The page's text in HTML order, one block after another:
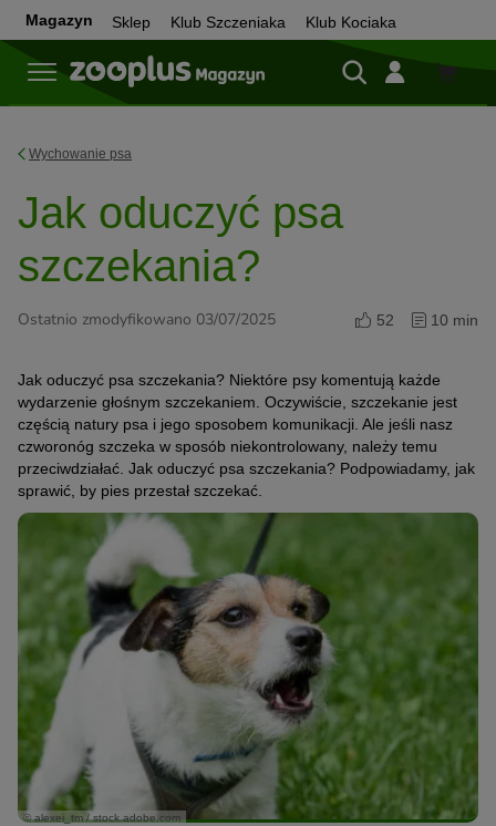
Magazyn Sklep Klub Szczeniaka Klub Kociaka
Sklep
Wychowanie psa
Jak oduczyć psa
szczekania?
Ostatnio zmodyfikowano 03/07/2025 52 10 min
Jak oduczyć psa szczekania? Niektóre psy komentują każde
wydarzenie głośnym szczekaniem. Oczywiście, szczekanie jest
częścią natury psa i jego sposobem komunikacji. Ale jeśli nasz
czworonóg szczeka w sposób niekontrolowany, należy temu
przeciwdziałać. Jak oduczyć psa szczekania? Podpowiadamy, jak
sprawić, by pies przestał szczekać.
© alexei_tm / stock.adobe.com